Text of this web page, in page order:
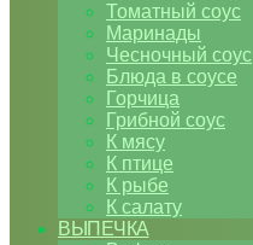
Томатный соус
Маринады
Чесночный соус
Блюда в соусе
Горчица
Грибной соус
К мясу
К птице
К рыбе
К салату
ВЫПЕЧКА